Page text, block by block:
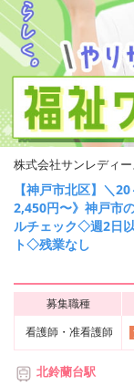
株式会社サンレディ
【神戸市北区】＼
2,450円〜》神戸市
ルチェック◇週2日
ト◇残業なし
募集職種
看護師・准看護師
北鈴蘭台駅